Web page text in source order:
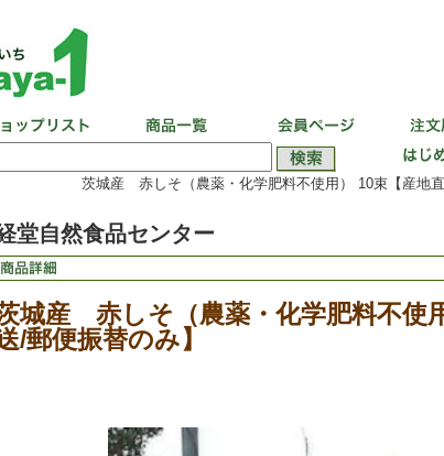
茨城産 赤しそ（農薬・化学肥料不使用） 10束【産地
堂自然食品センター
城産 赤しそ（農薬・化学肥料不使
/郵便振替のみ】